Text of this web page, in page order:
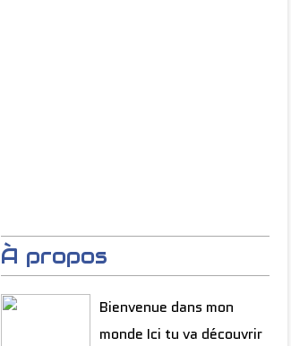
À propos
Bienvenue dans mon
monde Ici tu va découvrir